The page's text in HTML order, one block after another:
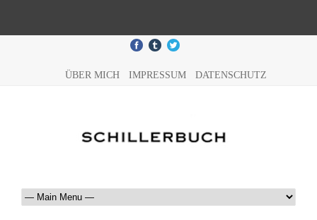
ÜBER MICH IMPRESSUM DATENSCHUTZ